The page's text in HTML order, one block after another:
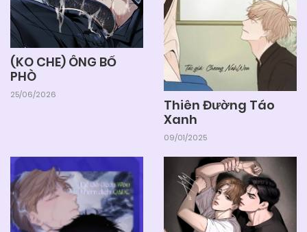
(KO CHE) ÔNG BỐ
PHÒ
25/06/2026
Thiên Đường Táo
Xanh
09/01/2025